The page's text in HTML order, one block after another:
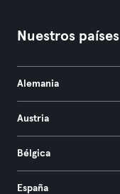
Nuestros países
Alemania
Austria
Bélgica
España